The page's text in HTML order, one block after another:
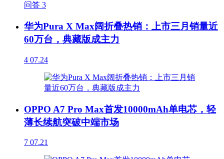
问答 3
华为Pura X Max阔折叠热销：上市三月销量近
60万台，典藏版成主力
4 07.24
OPPO A7 Pro Max首发10000mAh单电芯，轻
薄长续航突破中端市场
7 07.21